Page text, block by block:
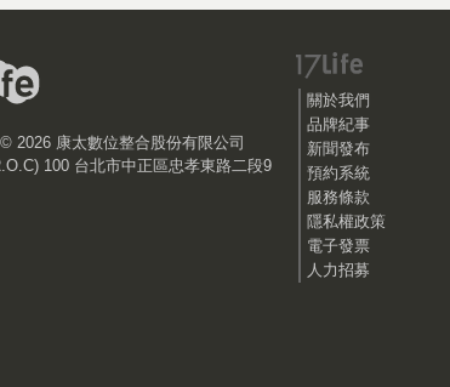
© 2026 康太數位整合股份有限公司
100 台北市中正區忠孝東路二段9
關於我們
品牌紀事
新聞發布
預約系統
服務條款
隱私權政策
電子發票
人力招募